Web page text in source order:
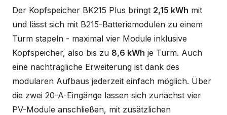
Der Kopfspeicher BK215 Plus bringt 2,15 kWh mit
und lässt sich mit B215-Batteriemodulen zu einem
Turm stapeln - maximal vier Module inklusive
Kopfspeicher, also bis zu 8,6 kWh je Turm. Auch
eine nachträgliche Erweiterung ist dank des
modularen Aufbaus jederzeit einfach möglich. Über
die zwei 20-A-Eingänge lassen sich zunächst vier
PV-Module anschließen, mit zusätzlichen